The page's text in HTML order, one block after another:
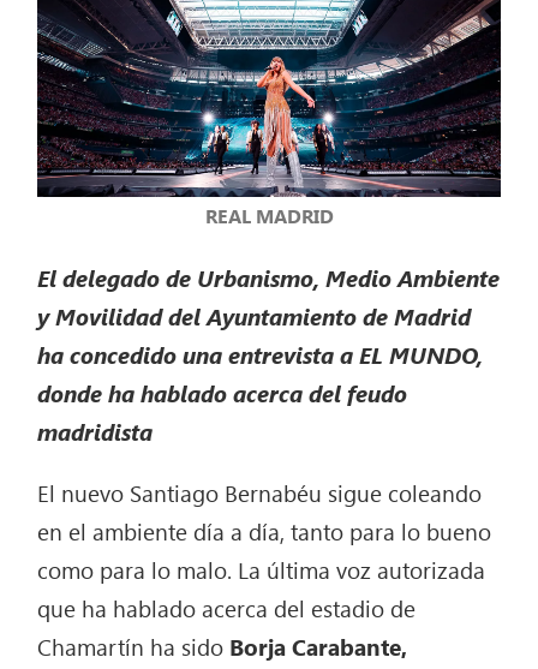
REAL MADRID
El delegado de Urbanismo, Medio Ambiente
y Movilidad del Ayuntamiento de Madrid
ha concedido una entrevista a EL MUNDO,
donde ha hablado acerca del feudo
madridista
El nuevo Santiago Bernabéu sigue coleando
en el ambiente día a día, tanto para lo bueno
como para lo malo. La última voz autorizada
que ha hablado acerca del estadio de
Chamartín ha sido Borja Carabante,